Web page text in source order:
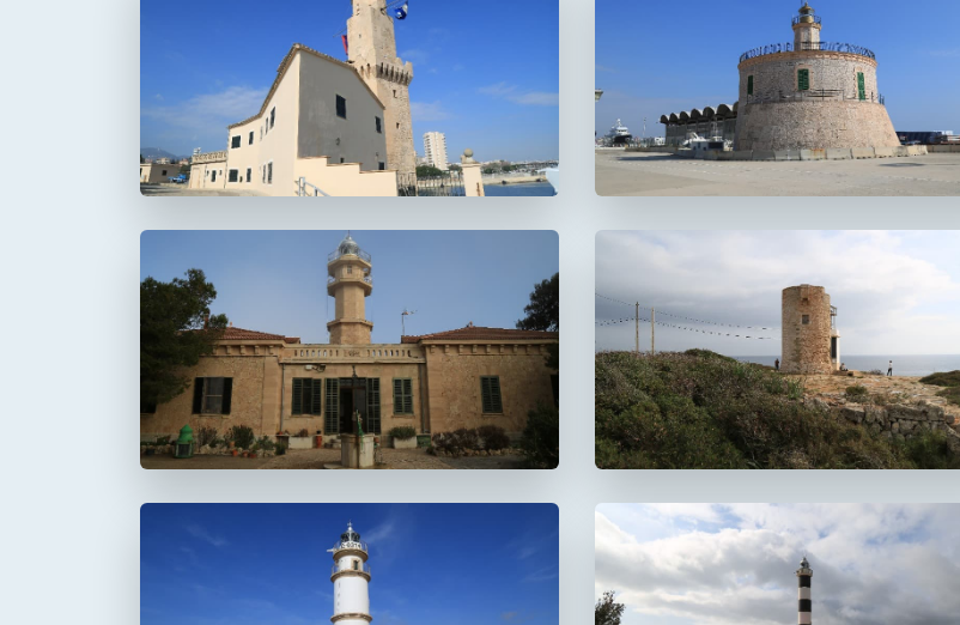
Faro de Portopí
Faro del puerto de
Palma
Faro de La Riba
FUERA DE USO
Faro de Punta de la
Avanzada
Faro de la Torre d'en
Beu